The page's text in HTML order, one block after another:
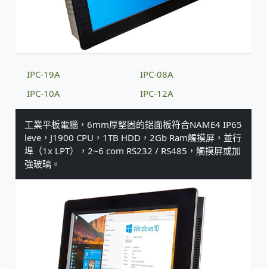
IPC-19A
IPC-08A
IPC-10A
IPC-12A
工業平板電腦，6mm厚堅固的鋁面板符合NAME4 IP65
leve，J1900 CPU，1TB HDD，2Gb Ram觸摸屏，並行
埠（1x LPT），2~6 com RS232 / RS485，觸摸屏或加
強玻璃。